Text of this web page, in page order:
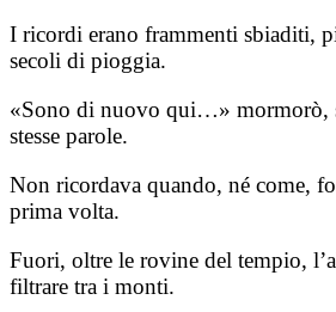
I ricordi erano frammenti sbiaditi,
secoli di pioggia.
«Sono di nuovo qui…» mormorò,
stesse parole.
Non ricordava quando, né come,
prima volta.
Fuori, oltre le rovine del tempio,
filtrare tra i monti.